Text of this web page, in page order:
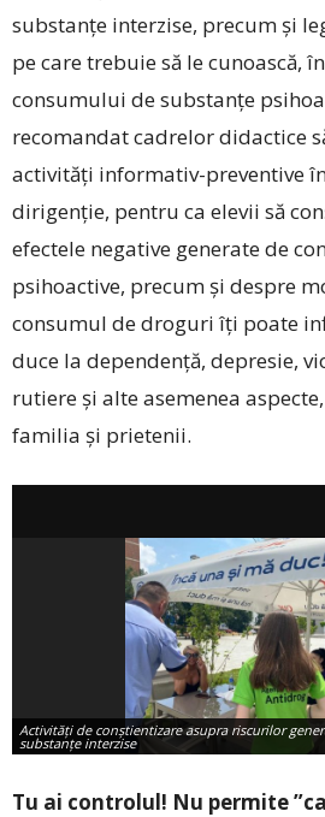
substanțe interzise, precum și
pe care trebuie să le cunoască,
consumului de substanțe
recomandat cadrelor didactice
activități informativ-preventive
dirigenție, pentru ca elevii să
efectele negative generate de
psihoactive, precum și despre
consumul de droguri îți poate
duce la dependență, depresie,
rutiere și alte asemenea
familia și prietenii.
Activități de conștientizare asupra riscurilor
substanțe interzise
Tu ai controlul! Nu permite